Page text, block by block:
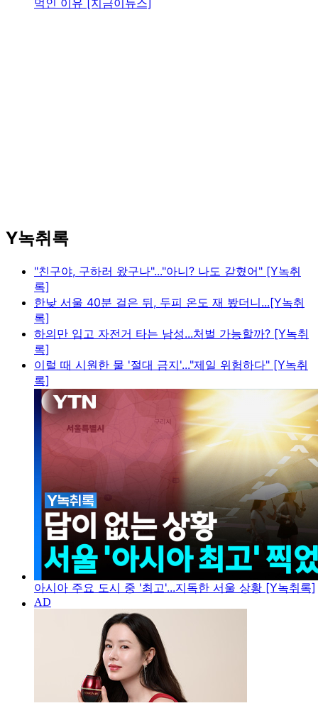
먹인 이유 [지금이뉴스]
Y녹취록
"친구야, 구하러 왔구나"..."아니? 나도 갇혔어" [Y녹취
록]
한낮 서울 40분 걸은 뒤, 두피 온도 재 봤더니...[Y녹취
록]
하의만 입고 자전거 타는 남성...처벌 가능할까? [Y녹취
록]
이럴 때 시원한 물 '절대 금지'..."제일 위험하다" [Y녹취
록]
아시아 주요 도시 중 '최고'...지독한 서울 상황 [Y녹취록]